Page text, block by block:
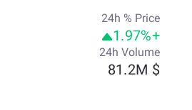
24h % Price
+1.97%
24h Volume
$ 81.2M